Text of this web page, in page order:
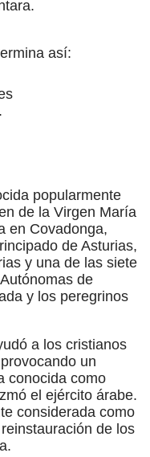
así:
popularmente
de la Virgen María
en Covadonga,
de Asturias,
y una de las siete
de
y los peregrinos
a los cristianos
un
conocida como
el ejército árabe.
considerada como
de los